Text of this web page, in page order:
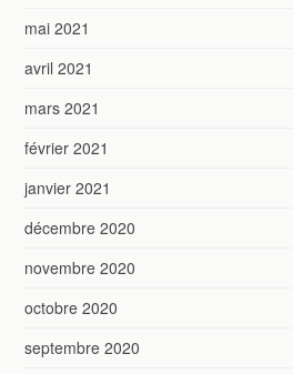
mai 2021
avril 2021
mars 2021
février 2021
janvier 2021
décembre 2020
novembre 2020
octobre 2020
septembre 2020